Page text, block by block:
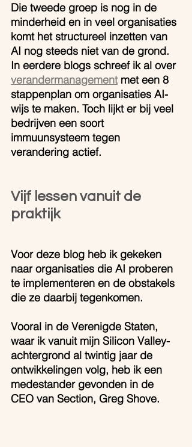
Die tweede groep is nog in de
minderheid en in veel organisaties
komt het structureel inzetten van
AI nog steeds niet van de grond.
In eerdere blogs schreef ik al over
verandermanagement met een 8
stappenplan om organisaties AI-
wijs te maken. Toch lijkt er bij veel
bedrijven een soort
immuunsysteem tegen
verandering actief.
Vijf lessen vanuit de
praktijk
Voor deze blog heb ik gekeken
naar organisaties die AI proberen
te implementeren en de obstakels
die ze daarbij tegenkomen.
Vooral in de Verenigde Staten,
waar ik vanuit mijn Silicon Valley-
achtergrond al twintig jaar de
ontwikkelingen volg, heb ik een
medestander gevonden in de
CEO van Section, Greg Shove.